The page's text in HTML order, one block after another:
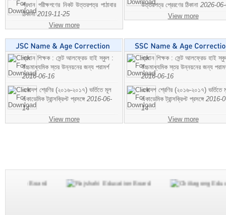
প্রধান পরীক্ষগণের নিকট উত্তরপত্র পাঠাবার
ঠিকানা2019-11-25
View more
উত্তরপত্র প্রেরণের ঠিকানা 2026-
View more
প্রধান শিক্ষক : সেন্ট আলফ্রেড হাই স্কুল :
উচ্চমাধ্যমিক স্তর উন্নয়নের জন্য পরামর্শ
2016-06-16
একাদশ শ্রেণির (২০১৬-২০১৭) ভর্তিতে মূল
একাডেমিক ট্রান্সক্রিপ্ট প্রসঙ্গে 2016-06-
14
View more
প্রধান শিক্ষক : সেন্ট আলফ্রেড হাই
উচ্চমাধ্যমিক স্তর উন্নয়নের জন্য
2016-06-16
একাদশ শ্রেণির (২০১৬-২০১৭) ভর্তিতে
একাডেমিক ট্রান্সক্রিপ্ট প্রসঙ্গে 2016-
14
View more